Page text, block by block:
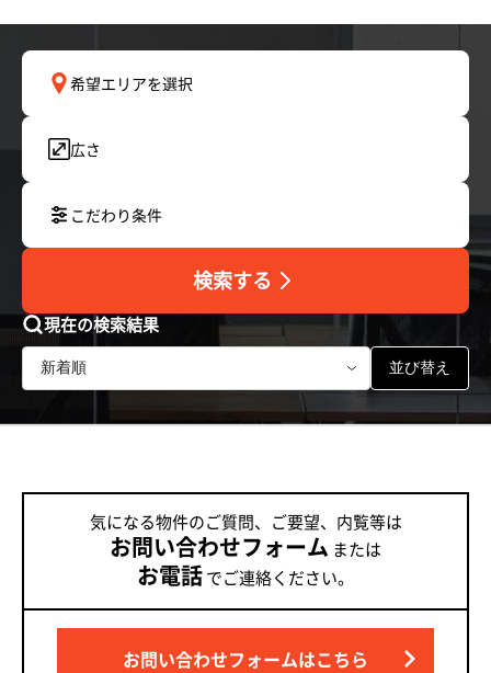
希望エリアを選択
広さ
こだわり条件
検索する
現在の検索結果
並び替え
気になる物件のご質問、ご要望、内覧等は
お問い合わせフォーム または
お電話でご連絡ください。
お問い合わせフォームはこちら